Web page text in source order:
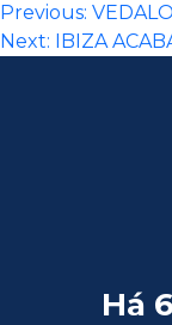
Previous:
Next: IBIZA
Há